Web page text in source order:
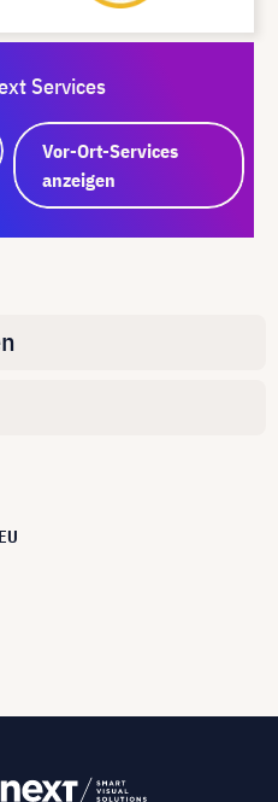
Services
Vor-Ort-Services
anzeigen